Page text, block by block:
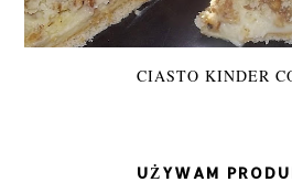
CIASTO KINDER
UŻYWAM